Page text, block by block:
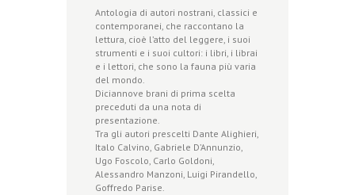
Antologia di autori nostrani, classici e
contemporanei, che raccontano la
lettura, cioè l’atto del leggere, i suoi
strumenti e i suoi cultori: i libri, i librai
e i lettori, che sono la fauna più varia
del mondo.
Diciannove brani di prima scelta
preceduti da una nota di
presentazione.
Tra gli autori prescelti Dante Alighieri,
Italo Calvino, Gabriele D’Annunzio,
Ugo Foscolo, Carlo Goldoni,
Alessandro Manzoni, Luigi Pirandello,
Goffredo Parise.